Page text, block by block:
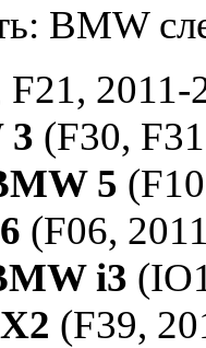
BMW
F21,
3 (F30,
5
(F06,
i3
(F39,